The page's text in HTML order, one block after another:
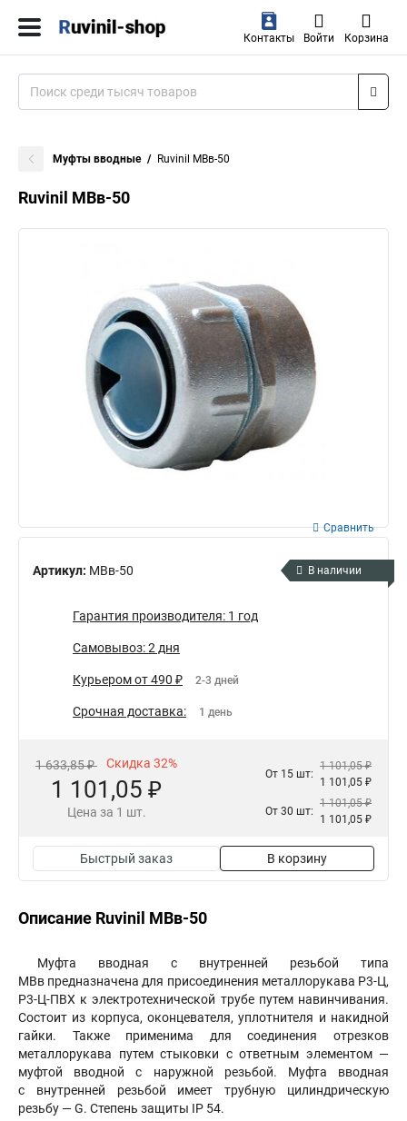
Контакты Войти Корзина
Муфты вводные Ruvinil МВв-50
Ruvinil МВв-50
Артикул: МВв-50
Сравнить
В наличии
Гарантия производителя: 1 год
Самовывоз: 2 дня
Курьером от 490 ₽ 2-3 дней
Срочная доставка: 1 день
1 633,85 ₽ Скидка 32%
1 101,05 ₽
Цена за 1 шт.
От 15 шт:
1 101,05 ₽
1 101,05 ₽
От 30 шт:
1 101,05 ₽
1 101,05 ₽
Быстрый заказ В корзину
Описание Ruvinil МВв-50
Муфта вводная с внутренней резьбой типа
МВв предназначена для присоединения металлорукава Р3-Ц,
Р3-Ц-ПВХ к электротехнической трубе путем навинчивания.
Состоит из корпуса, оконцевателя, уплотнителя и накидной
гайки. Также применима для соединения отрезков
металлорукава путем стыковки с ответным элементом —
муфтой вводной с наружной резьбой. Муфта вводная
с внутренней резьбой имеет трубную цилиндрическую
резьбу — G. Степень защиты IP 54.